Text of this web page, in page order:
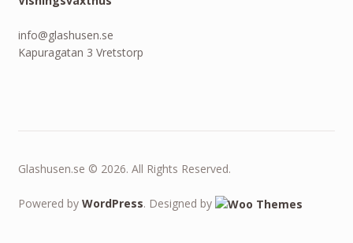
info@glashusen.se
Kapuragatan 3 Vretstorp
Glashusen.se © 2026. All Rights Reserved.
Powered by WordPress. Designed by